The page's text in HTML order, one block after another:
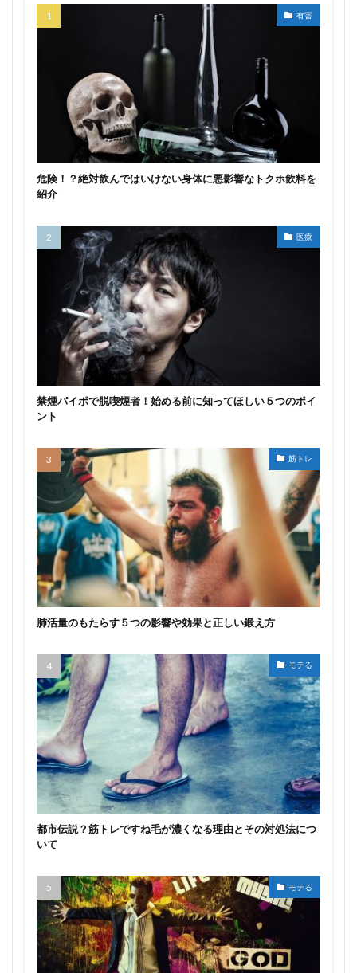
有害
危険！？絶対飲んではいけない身体に悪影響なトクホ飲料を
紹介
医療
禁煙パイポで脱喫煙者！始める前に知ってほしい５つのポイ
ント
筋トレ
肺活量のもたらす５つの影響や効果と正しい鍛え方
モテる
都市伝説？筋トレですね毛が濃くなる理由とその対処法につ
いて
モテる